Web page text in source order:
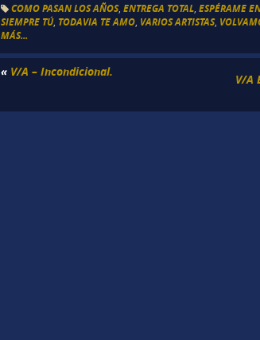
COMO PASAN LOS AÑOS,ENTREGA TOTAL ,ESPÉRAME
SIEMPRE TÚ, TODAVIA TE AMO VARIOS ARTISTAS,
MÁS...
« V/A – Incondicional.
V/A